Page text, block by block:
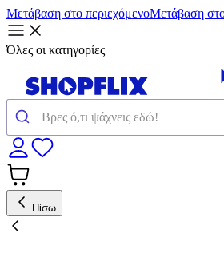
Μετάβαση στο περιεχόμενοΜετάβαση
Όλες οι κατηγορίες
Πίσω